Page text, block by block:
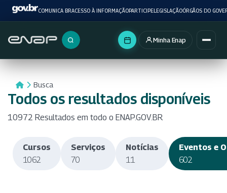
COMUNICA BRACESSO À INFORMAÇÃOPARTICIPELEGISLAÇÃOÓRGÃOS DO
Buscar no portal
Minha Enap
Busca
Todos os resultados disponíveis
10972 Resultados em todo o ENAP.GOV.BR
Cursos
1062
Serviços
70
Notícias
11
Eventos e
602